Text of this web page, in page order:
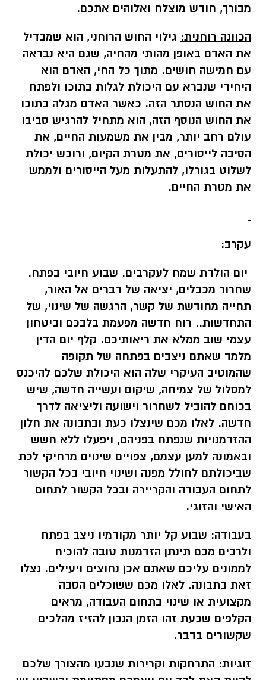
מבורך, חודש מוצלח ואלוהים אתכם.
הכוונה רוחנית: גילוי החוש הרוחני, הוא שמבדיל
את האדם באופן מהותי מהחיה, שגם היא נבראה
עם חמישה חושים. מתוך כל החי, האדם הוא
היחידי שנברא עם היכולת לגלות בתוכו ולפתח
את החוש הנסתר הזה. כאשר האדם מגלה בתוכו
את החוש הנוסף הזה, הוא מתחיל להרגיש סביבו
עולם רחב יותר, מבין את משמעות החיים, את
הסיבה לייסורים, את מטרת הקיום, ורוכש יכולת
לשלוט בגורלו, להתעלות מעל הייסורים ולממש
את מטרת החיים.
עקרב:
יום הולדת שמח לעקרבים. שבוע חיובי בפתח.
שחרור מכבלים, יציאה של דברים אל האור,
תחייה מחודשת של קשר, הרגשה של שינוי, של
התחדשות.. רוח חדשה מפעמת בלבכם וביטחון
עצמי שוב ממלא את ריאותיכם. קלף יום הדין
מלמד שאתם ניצבים בפתחה של תקופה
שהמוטיב העיקרי שלה הוא היכולת שלכם להיכנס
למסלול של צמיחה, שיקום ועשייה חדשה, שיש
בכוחם להוביל לשחרור וישועה וליציאה לדרך
חדשה. לאלו מכם שינצלו כעת ובתבונה את חלון
ההזדמנויות שנפתח בפניהם, ויפעלו ללא חשש
ובאמונה למען עצמם, צפויים שינוים מרחיקי לכת
שביכולתם לחולל מפנה ושינוי חיובי בכל הקשור
לתחום העבודה והקריירה ובכל הקשור לתחום
האישי והזוגי.
בעבודה: שבוע קל יותר מקודמיו ניצב בפתח
ולרבים מכם תינתן הזדמנות טובה להוכיח
לממונים עליכם שאתם אכן נחוצים ויעילים. נצלו
זאת בתבונה. לאלו מכם ששוכלים הסבה
מקצועית או שינוי בתחום העבודה, מראים
הקלפים שכעת זהו הזמן הנכון להזיז מהלכים
שקשורים בדבר.
זוגיות: התרחקות וקרירות שנבעו מהצורך שלכם